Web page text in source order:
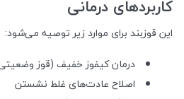
کاربردهای درمانی
این قوزبند برای موارد زیر توصیه می‌شود:
درمان کیفوز خفیف (قوز
اصلاح عادت‌های غلط نشستن